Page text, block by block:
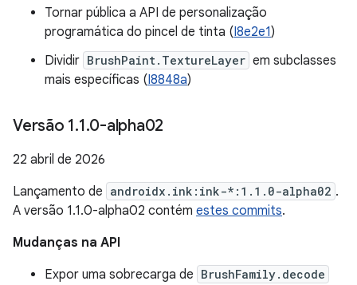
Tornar pública a API de personalização
programática do pincel de tinta (I8e2e1)
Dividir BrushPaint.TextureLayer em subclasses
mais específicas (I8848a)
Versão 1.1.0-alpha02
22 abril de 2026
Lançamento de androidx.ink:ink-*:1.1.0-alpha02 .
A versão 1.1.0-alpha02 contém estes commits.
Mudanças na API
Expor uma sobrecarga de BrushFamily.decode